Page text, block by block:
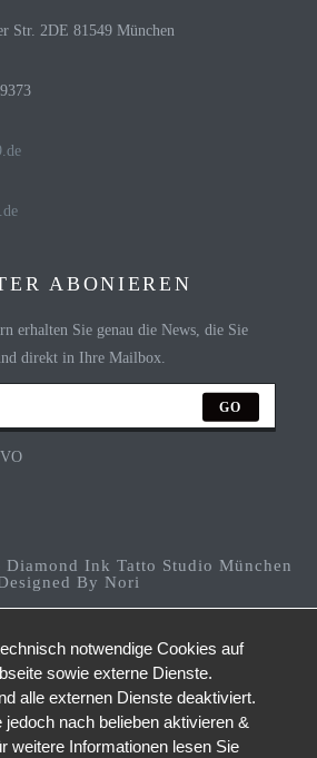
Str. 2DE 81549 München
Opens
ABONIEREN
erhalten Sie genau die News, die Sie
direkt in Ihre Mailbox.
GO
Ink Tatto Studio München
By Nori
notwendige Cookies auf
sowie externe Dienste.
alle externen Dienste deaktiviert.
jedoch nach belieben aktivieren &
weitere Informationen lesen Sie